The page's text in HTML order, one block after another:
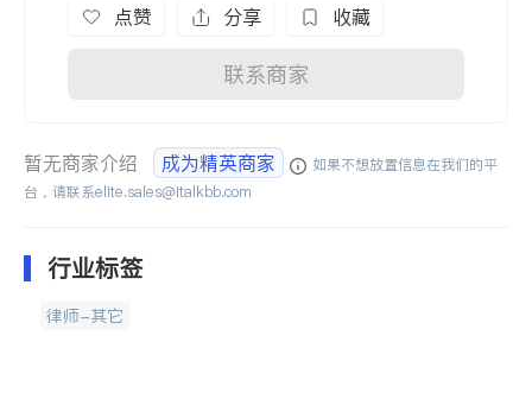
点赞 分享 收藏
联系商家
暂无商家介绍 成为精英商家
如果不想放置信息在我们的平
台，请联系elite.sales@italkbb.com
行业标签
律师-其它